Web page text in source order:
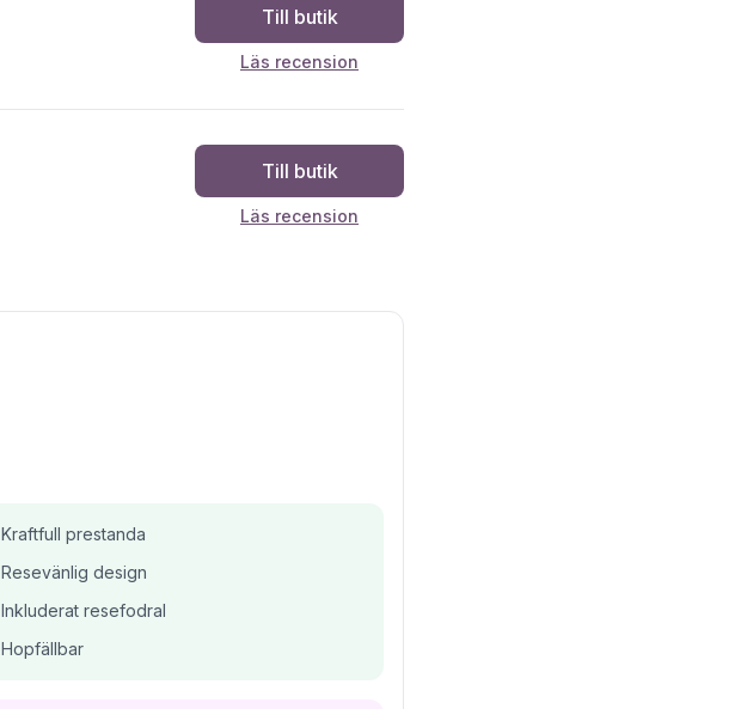
Till butik
Läs recension
Till butik
Läs recension
Kraftfull prestanda
Resevänlig design
Inkluderat resefodral
Hopfällbar